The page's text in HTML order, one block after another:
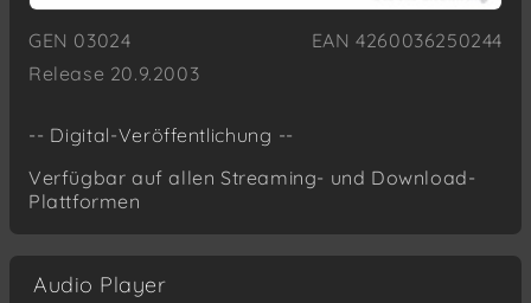
GEN 03024
EAN 4260036250244
Release 20.9.2003
-- Digital-Veröffentlichung --
Verfügbar auf allen Streaming- und Download-
Plattformen
Audio Player